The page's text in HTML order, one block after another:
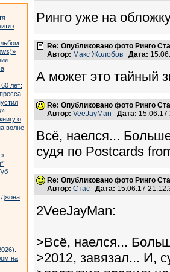
лет:
о
волне
на
Ринго уже на
Re: Опубликовано фото Ринго
Автор: Макс Жолобов Дата:
А может это тайный
Re: Опубликовано фото Ринго
Автор: VeeJayMan Дата:
Всё, наелся...
судя по Postcards
Re: Опубликовано фото Ринго
Автор: Стас Дата: 15.06.17
2VeeJayMan:
>Всё, наелся...
>2012, завязал... И,